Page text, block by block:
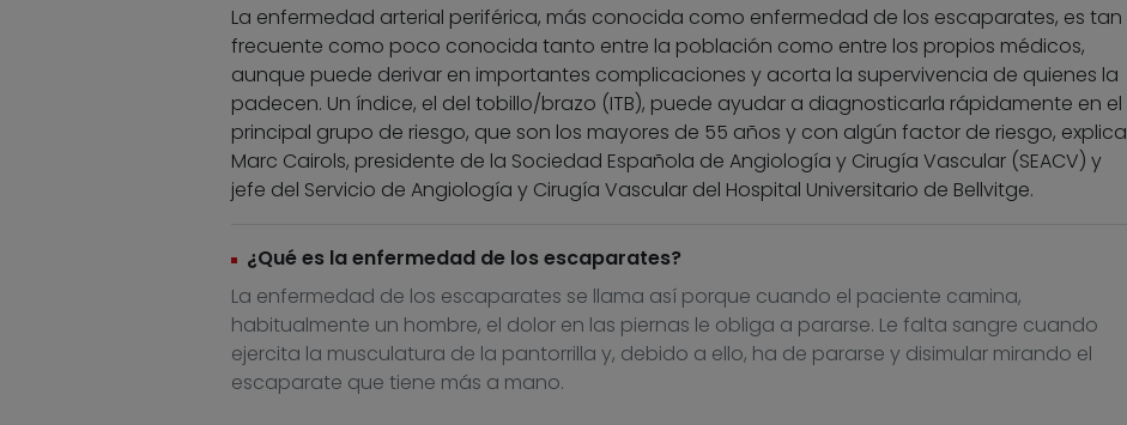
La enfermedad arterial periférica, más conocida como enfermedad de los escaparates, es tan
frecuente como poco conocida tanto entre la población como entre los propios médicos,
aunque puede derivar en importantes complicaciones y acorta la supervivencia de quienes la
padecen. Un índice, el del tobillo/brazo (ITB), puede ayudar a diagnosticarla rápidamente en el
principal grupo de riesgo, que son los mayores de 55 años y con algún factor de riesgo, explica
Marc Cairols, presidente de la Sociedad Española de Angiología y Cirugía Vascular (SEACV) y
jefe del Servicio de Angiología y Cirugía Vascular del Hospital Universitario de Bellvitge.
¿Qué es la enfermedad de los escaparates?
La enfermedad de los escaparates se llama así porque cuando el paciente camina,
habitualmente un hombre, el dolor en las piernas le obliga a pararse. Le falta sangre cuando
ejercita la musculatura de la pantorrilla y, debido a ello, ha de pararse y disimular mirando el
escaparate que tiene más a mano.